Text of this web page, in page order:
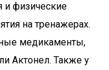
и физические
на тренажерах.
медикаменты,
Актонел. Также у